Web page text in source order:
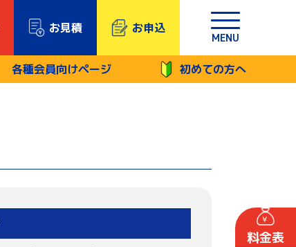
料金表
お見積 お申込
MENU
各種会員向けページ 初めての方へ